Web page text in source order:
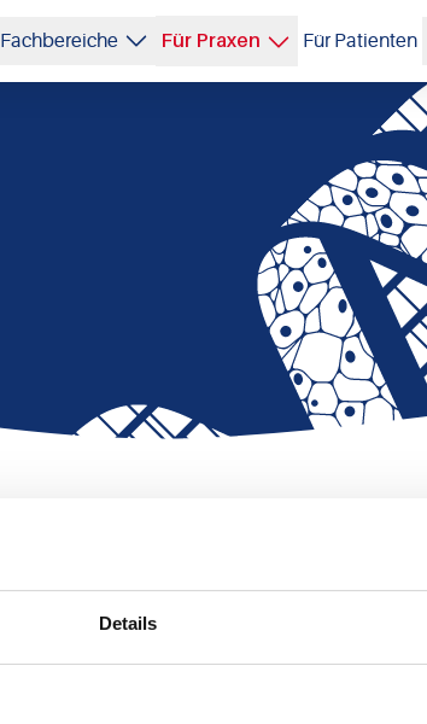
Details
Fachbereiche Für Praxen Für Patienten
herunterladen (Firma Sarstedt, Firma